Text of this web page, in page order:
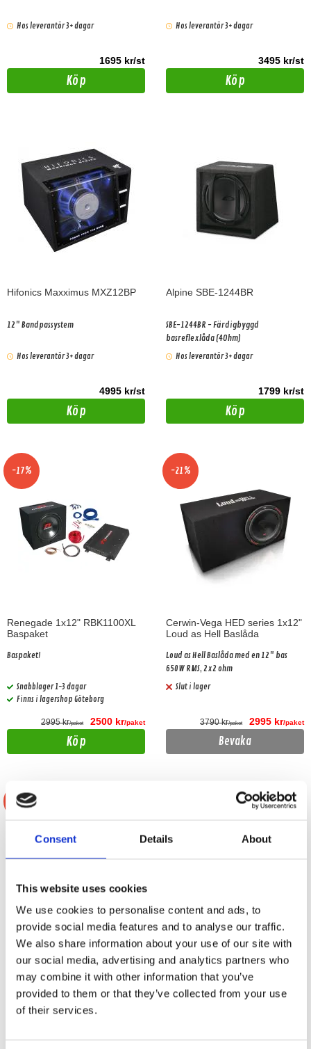
Consent Details About
This website uses cookies
We use cookies to personalise content and ads, to
provide social media features and to analyse our traffic.
We also share information about your use of our site with
our social media, advertising and analytics partners who
may combine it with other information that you’ve
provided to them or that they’ve collected from your use
of their services.
Hos leverantör 3+ dagar
1695 kr/st
Köp
Hos leverantör 3+ dagar
3495 kr/st
Köp
Hifonics Maxximus MXZ12BP
12" Bandpassystem
Hos leverantör 3+ dagar
4995 kr/st
Köp
Alpine SBE-1244BR
SBE-1244BR - Färdigbyggd
basreflexlåda (4Ohm)
Hos leverantör 3+ dagar
1799 kr/st
Köp
-17%
Renegade 1x12" RBK1100XL
Baspaket
Baspaket!
Snabblager 1-3 dagar
Finns i lagershop Göteborg
2995 kr/paket 2500 kr/paket
Köp
-21%
Cerwin-Vega HED series 1x12"
Loud as Hell Baslåda
Loud as Hell Baslåda med en 12" bas
650W RMS, 2x2 ohm
Slut i lager
3790 kr/paket 2995 kr/paket
Bevaka
-24%
as Hell Baslåda
Loud as Hell Baslåda med en 12" bas
1500W RMS, 2x2 ohm
Slut i lager
Reiss RS-RANGE12.D2 1x12"
Loud as Hell Baslåda
Loud as Hell Baslåda med en 12" bas
3500W RMS, 2x2 ohm